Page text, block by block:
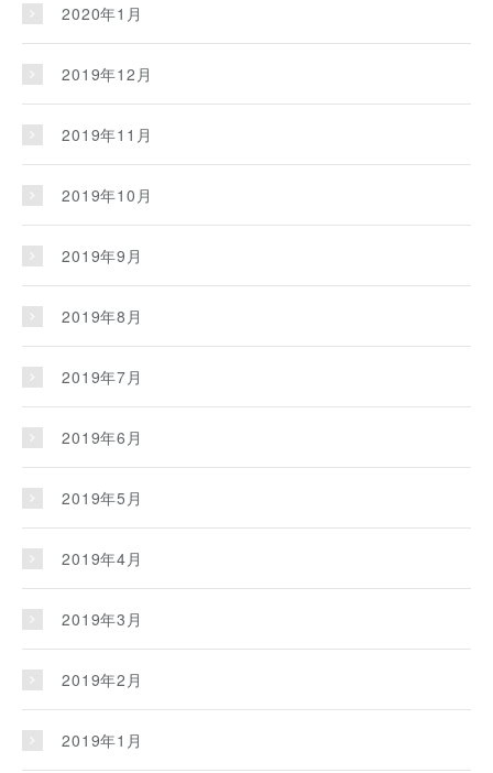
2020年1月
2019年12月
2019年11月
2019年10月
2019年9月
2019年8月
2019年7月
2019年6月
2019年5月
2019年4月
2019年3月
2019年2月
2019年1月